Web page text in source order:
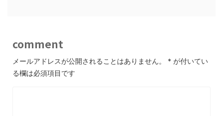
comment
メールアドレスが公開されることはありません。 * が付いてい
る欄は必須項目です